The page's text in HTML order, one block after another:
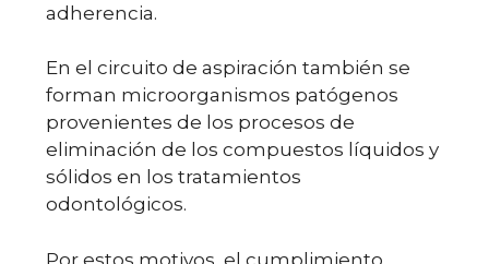
adherencia.
En el circuito de aspiración también se
forman microorganismos patógenos
provenientes de los procesos de
eliminación de los compuestos líquidos y
sólidos en los tratamientos
odontológicos.
Por estos motivos, el cumplimiento